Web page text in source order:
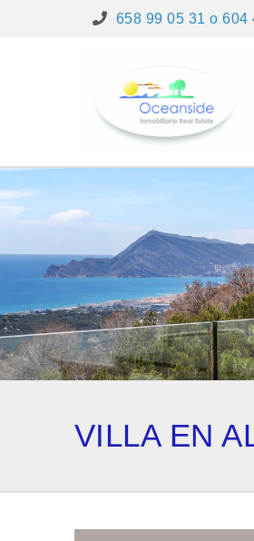
658 99 05 31 o 604
VILLA EN